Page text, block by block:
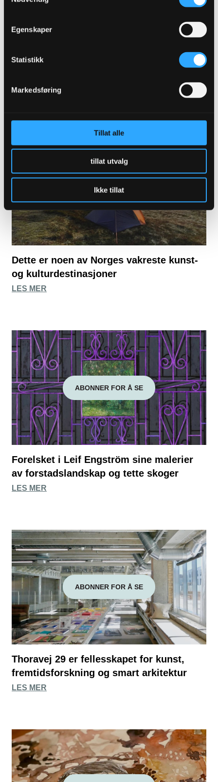
Egenskaper
Statistikk
Markedsføring
Tillat alle
tillat utvalg
Ikke tillat
Hilde Eilertsen Sletvold er en av Tromsø
LES MER
Dette er noen av Norges vakreste kunst-
og kulturdestinasjoner
LES MER
ABONNER FOR Å SE
Forelsket i Leif Engström sine malerier
av forstadslandskap og tette skoger
LES MER
ABONNER FOR Å SE
Thoravej 29 er fellesskapet for kunst,
fremtidsforskning og smart arkitektur
LES MER